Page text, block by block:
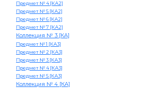
Предмет № 4 [КА2]
Предмет № 5 [КА2]
Предмет № 6 [КА2]
Предмет № 7 [КА2]
Коллекция № 3 [КА]
Предмет № 1 [КА3]
Предмет № 2 [КА3]
Предмет № 3 [КА3]
Предмет № 4 [КА3]
Предмет № 5 [КА3]
Коллекция № 4 [КА]